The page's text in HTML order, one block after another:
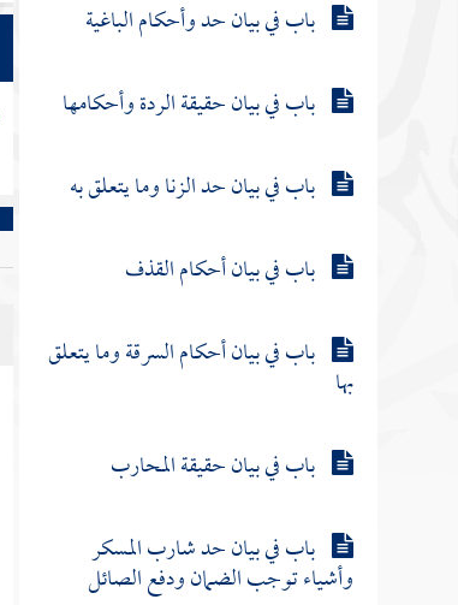
باب في بيان حد وأحكام الباغية
باب في بيان حقيقة الردة وأحكامها
باب في بيان حد الزنا وما يتعلق به
باب في بيان أحكام القذف
باب في بيان أحكام السرقة وما يتعلق
بها
باب في بيان حقيقة المحارب
باب في بيان حد شارب المسكر
وأشياء توجب الضمان ودفع الصائل